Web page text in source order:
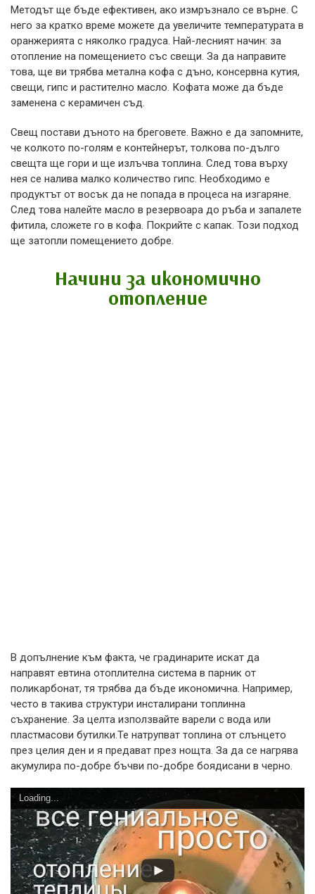
Методът ще бъде ефективен, ако измръзнало се върне. С
него за кратко време можете да увеличите температурата в
оранжерията с няколко градуса. Най-лесният начин: за
отопление на помещението със свещи. За да направите
това, ще ви трябва метална кофа с дъно, консервна кутия,
свещи, гипс и растително масло. Кофата може да бъде
заменена с керамичен съд.
Свещ постави дъното на бреговете. Важно е да запомните,
че колкото по-голям е контейнерът, толкова по-дълго
свещта ще гори и ще излъчва топлина. След това върху
нея се налива малко количество гипс. Необходимо е
продуктът от восък да не попада в процеса на изгаряне.
След това налейте масло в резервоара до ръба и запалете
фитила, сложете го в кофа. Покрийте с капак. Този подход
ще затопли помещението добре.
Начини за икономично
отопление
В допълнение към факта, че градинарите искат да
направят евтина отоплителна система в парник от
поликарбонат, тя трябва да бъде икономична. Например,
често в такива структури инсталирани топлинна
съхранение. За целта използвайте варели с вода или
пластмасови бутилки.Те натрупват топлина от слънцето
през целия ден и я предават през нощта. За да се нагрява
акумулира по-добре бъчви по-добре боядисани в черно.
Loading...